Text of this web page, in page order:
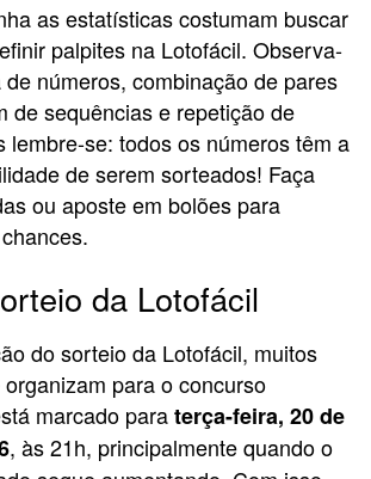
as estatísticas costumam buscar
palpites na Lotofácil. Observa-
números, combinação de pares
de sequências e repetição de
lembre-se: todos os números têm a
de serem sorteados! Faça
ou aposte em bolões para
da Lotofácil
do sorteio da Lotofácil, muitos
para o concurso
marcado paraterça-feira, 20 de
, às 21h, principalmente quando o